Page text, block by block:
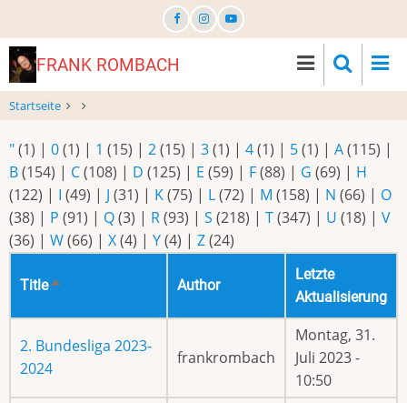
zum
InhaltFRANK ROMBACH
Startseite
"(1) | 0(1) | 1 (15) | 2(15) | 3(1) | 4(1) | 5(1) | A(115) |
B(154) | C(108) | D (125) | E (59) | F(88) | G (69) | H
(122) | I (49) | J (31) | K(75) | L(72) | M (158) | N (66) | O
(38) | P (91) | Q(3) | R(93) | S (218) | T(347) | U (18) | V
(36) | W(66) | X(4) | Y(4) | Z(24)
TitleAbsteigend
Author
Letzte
Aktualisierung
2. Bundesliga 2023-
2024
frankrombach
Montag, 31.
Juli 2023 -
10:50